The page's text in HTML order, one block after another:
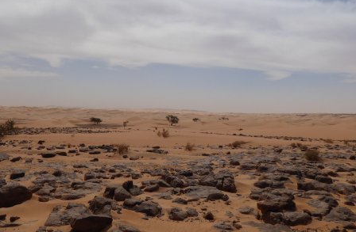
ALGÉRIE
ARGENTINE
ARMÉNIE
AZERBAÏDJAN
BANGLADESH
BÉNIN